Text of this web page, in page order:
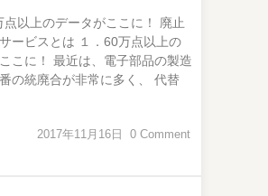
点以上のデータがここに！ 廃止
ービスとは １．60万点以上の
こに！ 最近は、電子部品の製造
の統廃合が非常に多く、 代替
2017年11月16日 0 Comment